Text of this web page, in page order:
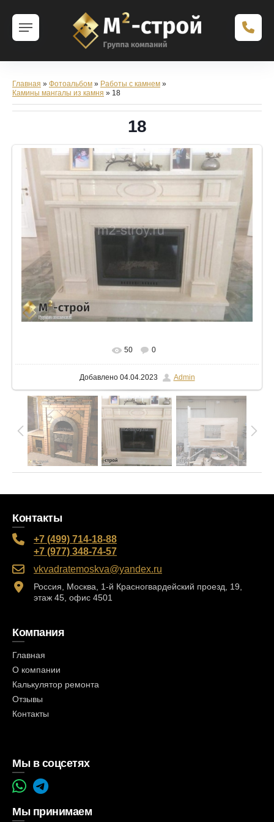
Главная » Фотоальбом » Работы с камнем »
Камины мангалы из камня » 18
18
50
0
Добавлено04.04.2023 Admin
Контакты
+7 (499) 714-18-88
+7 (977) 348-74-57
vkvadratemoskva@yandex.ru
Россия, Москва, 1-й Красногвардейский проезд, 19,
этаж 45, офис 4501
Компания
Главная
О компании
Калькулятор ремонта
Отзывы
Контакты
Мы в соцсетях
Мы принимаем